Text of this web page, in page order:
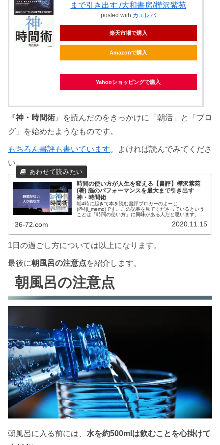
まで引き出す /大和書房/樺沢紫苑
posted with カエレバ
楽天市場で購入
Amazonで購入
Yahooショッピングで購入
『神・時間術 』を読んだのをきっかけに「朝活」と「ブロ
グ」を始めたようなものです。
もちろん書評も書いています。よければ読んでみてくださ
い。
時間の使い方が人生を変える【書評】樺沢紫苑
(著) 脳のパフォーマンスを最大まで引き出す
神・時間術
朝4時に起きて本を読む書評ブロガーのよーじ
(@4ji_memo)です。この記事を見てくださっているという
ことは「時間の使い方」に興味がある人だと思います。こ
36-72.com 2020.11.15
1日の過ごし方については以上になります。
最後に朝風呂の注意点を紹介します。
朝風呂の注意点
朝風呂に入る前には、 水を約500mlは飲むことを心掛けて